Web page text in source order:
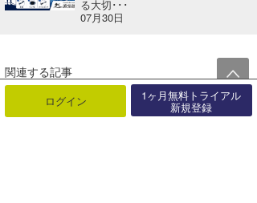
る大切･･･
07月30日
関連する記事
【イベントレポ】パラサーフィンフェスタ 2023が静波サーフスタジアムで開催された
2023年04月27日
ログイン 1ヶ月無料トライアル
新規登録